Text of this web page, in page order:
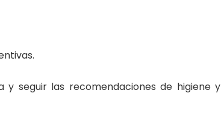
y seguir las recomendaciones de higiene y